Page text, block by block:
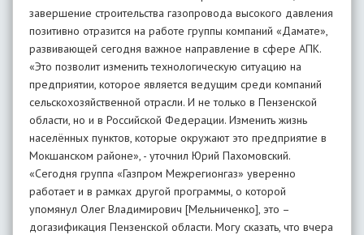
завершение строительства газопровода высокого давления
позитивно отразится на работе группы компаний «Дамате»,
развивающей сегодня важное направление в сфере АПК.
«Это позволит изменить технологическую ситуацию на
предприятии, которое является ведущим среди компаний
сельскохозяйственной отрасли. И не только в Пензенской
области, но и в Российской Федерации. Изменить жизнь
населённых пунктов, которые окружают это предприятие в
Мокшанском районе», - уточнил Юрий Пахомовский.
«Сегодня группа «Газпром Межрегионгаз» уверенно
работает и в рамках другой программы, о которой
упомянул Олег Владимирович [Мельниченко], это –
догазификация Пензенской области. Могу сказать, что вчера